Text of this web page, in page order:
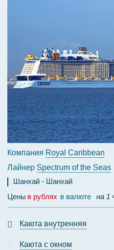
Компания Royal Caribbean
Лайнер Spectrum of the Seas
Шанхай
Шанхай
Цены в рублях в валюте на 1
Каюта внутренняя
Каюта с окном